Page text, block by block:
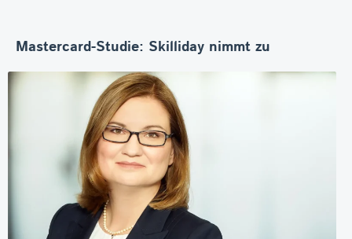
Mastercard-Studie: Skilliday nimmt zu